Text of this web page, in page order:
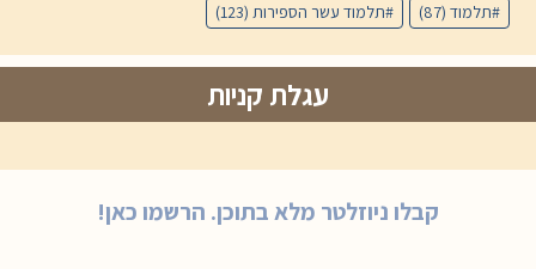
תלמוד (87) תלמוד עשר הספירות (123)
עגלת קניות
קבלו ניוזלטר מלא בתוכן. הרשמו כאן!